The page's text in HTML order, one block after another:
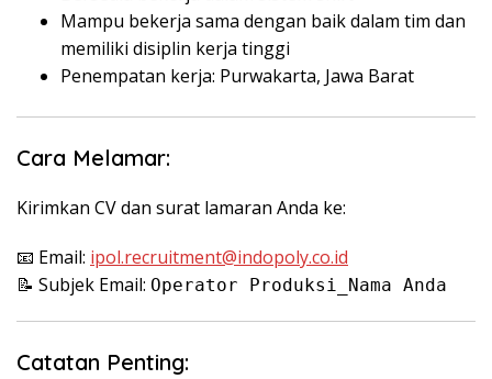
Mampu bekerja sama dengan baik dalam tim dan
memiliki disiplin kerja tinggi
Penempatan kerja: Purwakarta, Jawa Barat
Cara Melamar:
Kirimkan CV dan surat lamaran Anda ke:
📧 Email: ipol.recruitment@indopoly.co.id
📝 Subjek Email: Operator Produksi_Nama Anda
Catatan Penting: